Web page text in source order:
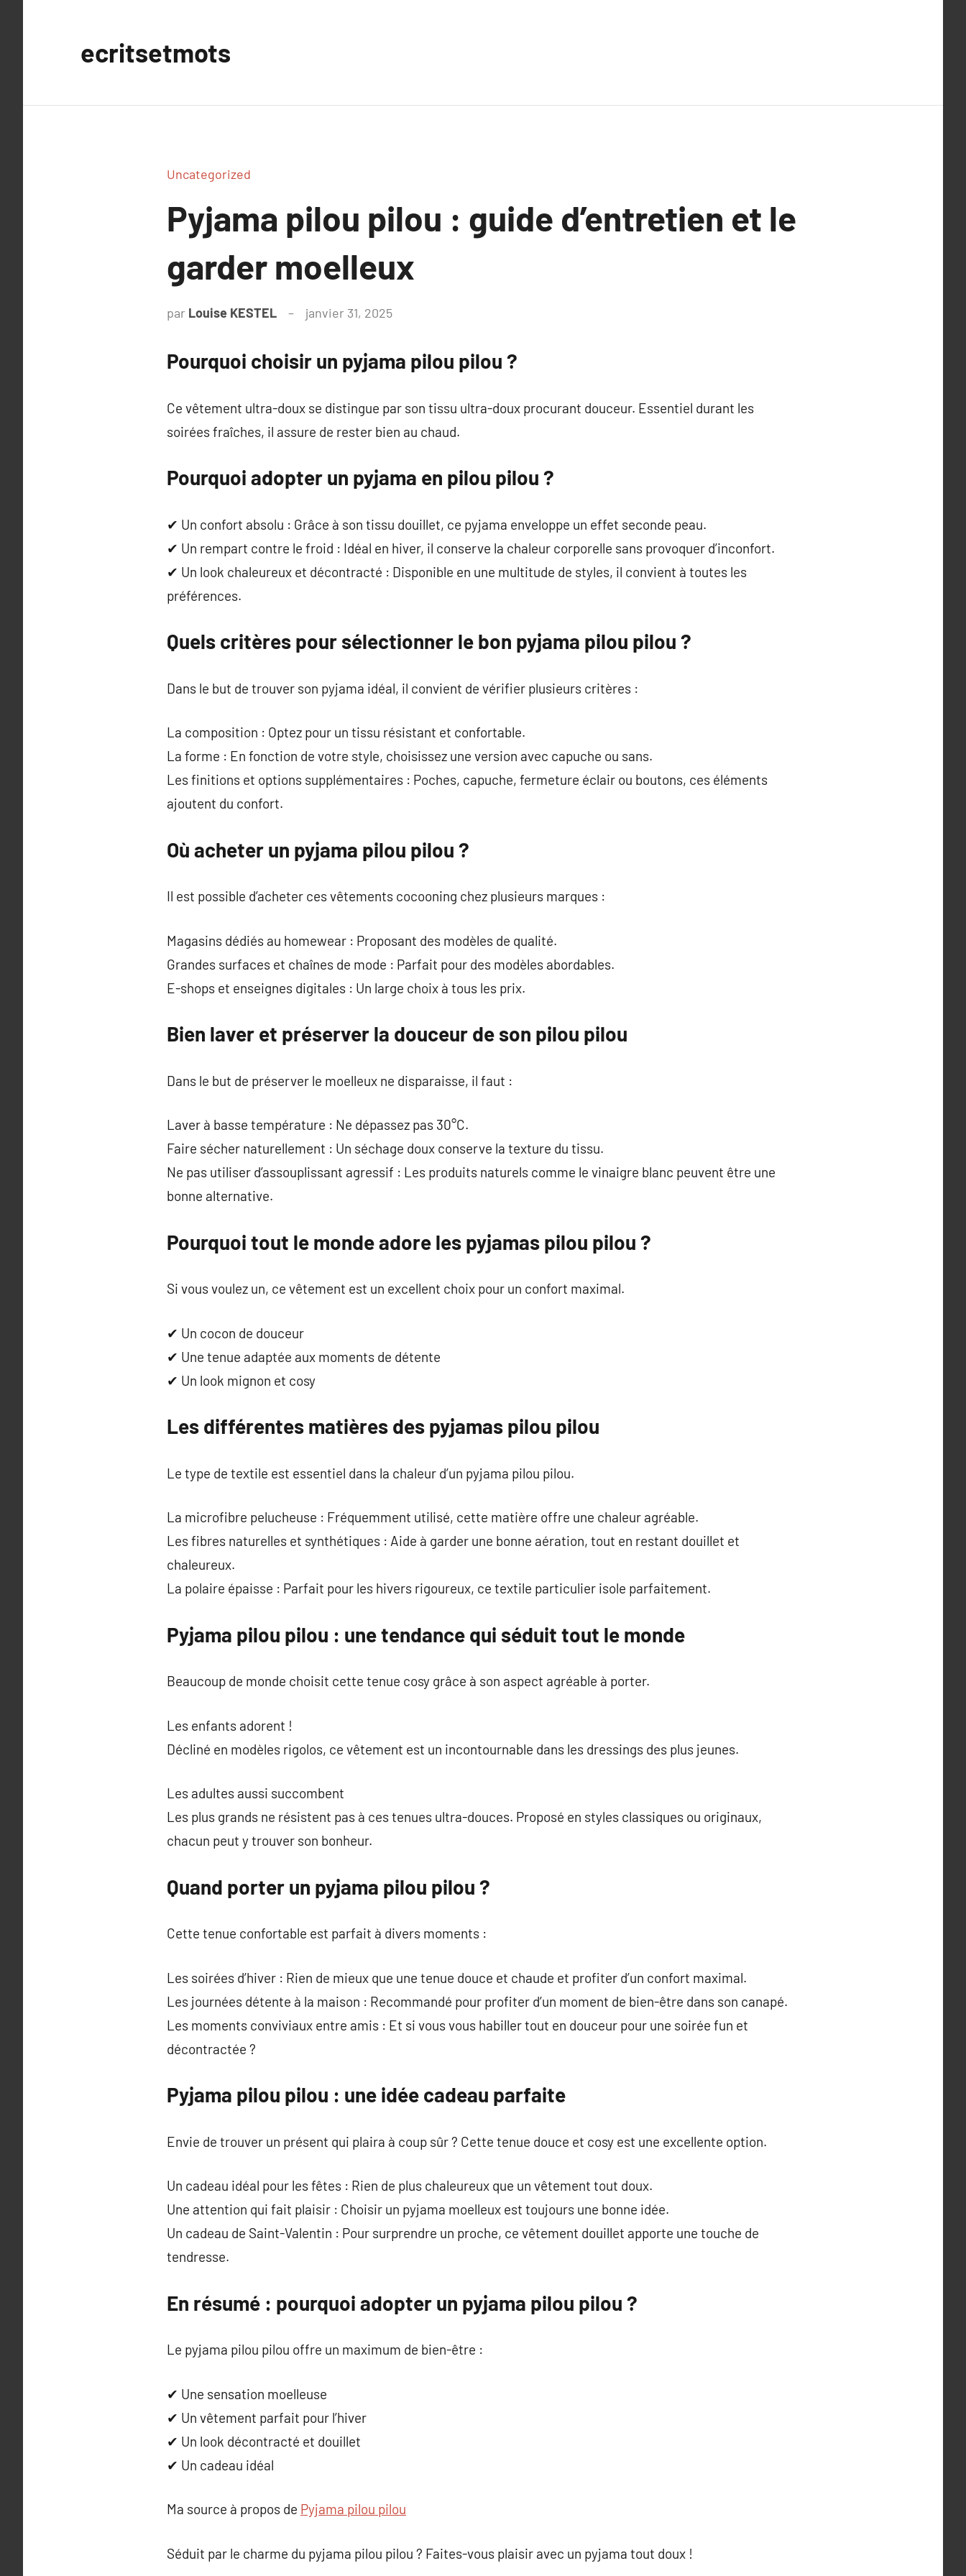
ecritsetmots
Uncategorized
Pyjama pilou pilou : guide d’entretien et le
garder moelleux
par Louise KESTEL janvier 31, 2025
Pourquoi choisir un pyjama pilou pilou ?
Ce vêtement ultra-doux se distingue par son tissu ultra-doux procurant douceur. Essentiel durant les
soirées fraîches, il assure de rester bien au chaud.
Pourquoi adopter un pyjama en pilou pilou ?
✔ Un confort absolu : Grâce à son tissu douillet, ce pyjama enveloppe un effet seconde peau.
✔ Un rempart contre le froid : Idéal en hiver, il conserve la chaleur corporelle sans provoquer d’inconfort.
✔ Un look chaleureux et décontracté : Disponible en une multitude de styles, il convient à toutes les
préférences.
Quels critères pour sélectionner le bon pyjama pilou pilou ?
Dans le but de trouver son pyjama idéal, il convient de vérifier plusieurs critères :
La composition : Optez pour un tissu résistant et confortable.
La forme : En fonction de votre style, choisissez une version avec capuche ou sans.
Les finitions et options supplémentaires : Poches, capuche, fermeture éclair ou boutons, ces éléments
ajoutent du confort.
Où acheter un pyjama pilou pilou ?
Il est possible d’acheter ces vêtements cocooning chez plusieurs marques :
Magasins dédiés au homewear : Proposant des modèles de qualité.
Grandes surfaces et chaînes de mode : Parfait pour des modèles abordables.
E-shops et enseignes digitales : Un large choix à tous les prix.
Bien laver et préserver la douceur de son pilou pilou
Dans le but de préserver le moelleux ne disparaisse, il faut :
Laver à basse température : Ne dépassez pas 30°C.
Faire sécher naturellement : Un séchage doux conserve la texture du tissu.
Ne pas utiliser d’assouplissant agressif : Les produits naturels comme le vinaigre blanc peuvent être une
bonne alternative.
Pourquoi tout le monde adore les pyjamas pilou pilou ?
Si vous voulez un, ce vêtement est un excellent choix pour un confort maximal.
✔ Un cocon de douceur
✔ Une tenue adaptée aux moments de détente
✔ Un look mignon et cosy
Les différentes matières des pyjamas pilou pilou
Le type de textile est essentiel dans la chaleur d’un pyjama pilou pilou.
La microfibre pelucheuse : Fréquemment utilisé, cette matière offre une chaleur agréable.
Les fibres naturelles et synthétiques : Aide à garder une bonne aération, tout en restant douillet et
chaleureux.
La polaire épaisse : Parfait pour les hivers rigoureux, ce textile particulier isole parfaitement.
Pyjama pilou pilou : une tendance qui séduit tout le monde
Beaucoup de monde choisit cette tenue cosy grâce à son aspect agréable à porter.
Les enfants adorent !
Décliné en modèles rigolos, ce vêtement est un incontournable dans les dressings des plus jeunes.
Les adultes aussi succombent
Les plus grands ne résistent pas à ces tenues ultra-douces. Proposé en styles classiques ou originaux,
chacun peut y trouver son bonheur.
Quand porter un pyjama pilou pilou ?
Cette tenue confortable est parfait à divers moments :
Les soirées d’hiver : Rien de mieux que une tenue douce et chaude et profiter d’un confort maximal.
Les journées détente à la maison : Recommandé pour profiter d’un moment de bien-être dans son canapé.
Les moments conviviaux entre amis : Et si vous vous habiller tout en douceur pour une soirée fun et
décontractée ?
Pyjama pilou pilou : une idée cadeau parfaite
Envie de trouver un présent qui plaira à coup sûr ? Cette tenue douce et cosy est une excellente option.
Un cadeau idéal pour les fêtes : Rien de plus chaleureux que un vêtement tout doux.
Une attention qui fait plaisir : Choisir un pyjama moelleux est toujours une bonne idée.
Un cadeau de Saint-Valentin : Pour surprendre un proche, ce vêtement douillet apporte une touche de
tendresse.
En résumé : pourquoi adopter un pyjama pilou pilou ?
Le pyjama pilou pilou offre un maximum de bien-être :
✔ Une sensation moelleuse
✔ Un vêtement parfait pour l’hiver
✔ Un look décontracté et douillet
✔ Un cadeau idéal
Ma source à propos de Pyjama pilou pilou
Séduit par le charme du pyjama pilou pilou ? Faites-vous plaisir avec un pyjama tout doux !